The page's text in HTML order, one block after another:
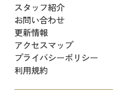
スタッフ紹介
お問い合わせ
更新情報
アクセスマップ
プライバシーポリシー
利用規約